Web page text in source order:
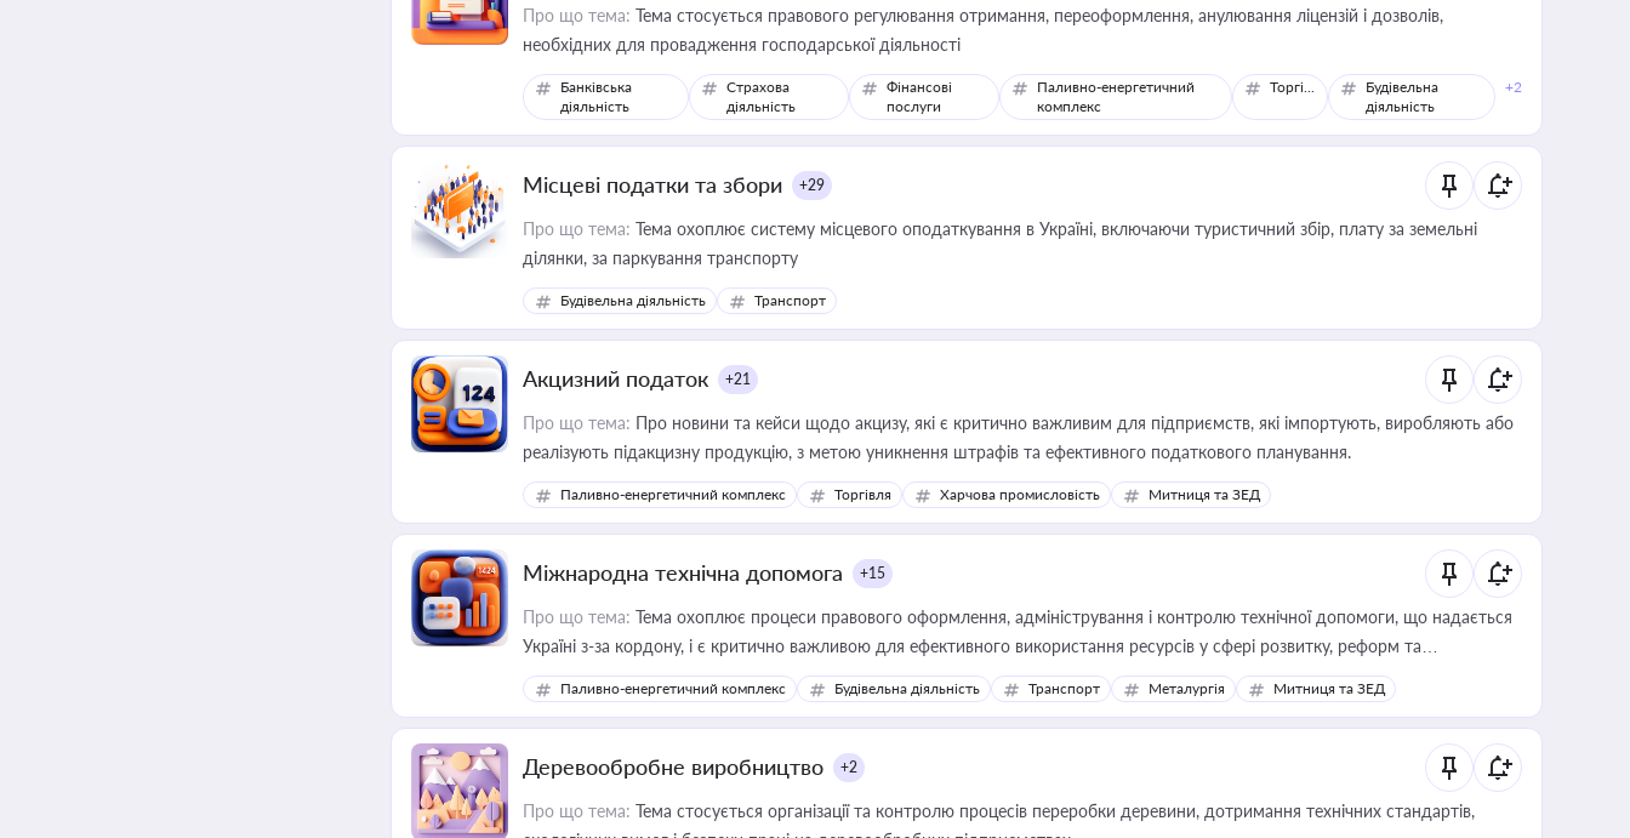
Про що тема: Тема стосується правового регулювання отримання, переоформлення, анулювання ліцензій і дозволів,
необхідних для провадження господарської діяльності
Банківська
діяльність
Страхова
діяльність
Фінансові
послуги
Паливно-енергетичний
комплекс
Торгівля
Будівельна
діяльність
+2
Місцеві податки та збори +29
Про що тема: Тема охоплює систему місцевого оподаткування в Україні, включаючи туристичний збір, плату за земельні
ділянки, за паркування транспорту
Будівельна діяльність Транспорт
Акцизний податок +21
Про що тема: Про новини та кейси щодо акцизу, які є критично важливим для підприємств, які імпортують, виробляють або
реалізують підакцизну продукцію, з метою уникнення штрафів та ефективного податкового планування.
Паливно-енергетичний комплекс Торгівля Харчова промисловість Митниця та ЗЕД
Міжнародна технічна допомога +15
Про що тема: Тема охоплює процеси правового оформлення, адміністрування і контролю технічної допомоги, що надається
Україні з-за кордону, і є критично важливою для ефективного використання ресурсів у сфері розвитку, реформ та
інфраструктурних проєктів
Паливно-енергетичний комплекс Будівельна діяльність Транспорт Металургія Митниця та ЗЕД
Деревообробне виробництво +2
Про що тема: Тема стосується організації та контролю процесів переробки деревини, дотримання технічних стандартів,